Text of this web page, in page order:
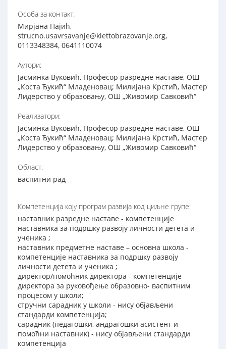
Особа за контакт:
Мирјана Пајић,
strucno.usavrsavanje@klettobrazovanje.org,
0113348384, 0641110074
Аутори:
Јасминка Вуковић, Професор разредне наставе, ОШ
„Коста Ђукић“ Младеновац; Mилијана Крстић, Мастер
Лидерство у образовању, ОШ „Живомир Савковић“
Реализатори:
Јасминка Вуковић, Професор разредне наставе, ОШ
„Коста Ђукић“ Младеновац; Mилијана Крстић, Мастер
Лидерство у образовању, ОШ „Живомир Савковић“
Област:
васпитни рад
Компетенција коју програм развија код циљне групе:
наставник разредне наставе - компетенције
наставника за подршку развоју личности детета и
ученика ;
наставник предметне наставе – основна школа -
компетенције наставника за подршку развоју
личности детета и ученика ;
директор/помоћник директора - компетенције
директора за руковођење образовно- васпитним
процесом у школи;
стручни сарадник у школи - нису објављени
стандарди компетенција;
сарадник (педагошки, андрагошки асистент и
помоћни наставник) - нису објављени стандарди
компетенција